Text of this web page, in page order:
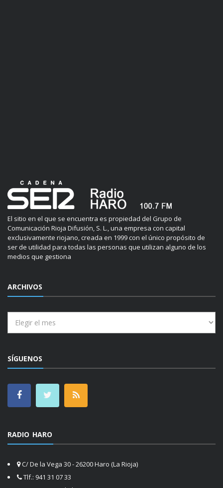
El sitio en el que se encuentra es propiedad del Grupo de
Comunicación Rioja Difusión, S. L., una empresa con capital
exclusivamente riojano, creada en 1999 con el único propósito de
ser de utilidad para todas las personas que utilizan alguno de los
medios que gestiona
ARCHIVOS
SÍGUENOS
RADIO HARO
C/ De la Vega 30 - 26200 Haro (La Rioja)
Tlf.: 941 31 07 33